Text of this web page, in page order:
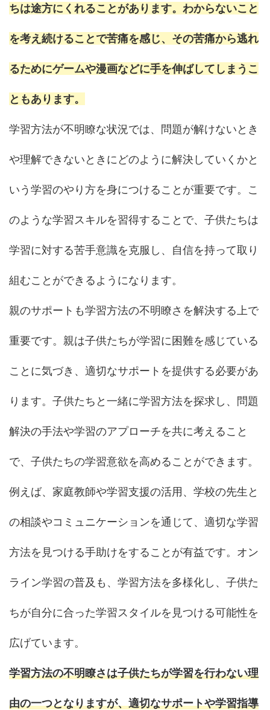
ちは途方にくれることがあります。わからないこと
を考え続けることで苦痛を感じ、その苦痛から逃れ
るためにゲームや漫画などに手を伸ばしてしまうこ
ともあります。
学習方法が不明瞭な状況では、問題が解けないとき
や理解できないときにどのように解決していくかと
いう学習のやり方を身につけることが重要です。こ
のような学習スキルを習得することで、子供たちは
学習に対する苦手意識を克服し、自信を持って取り
組むことができるようになります。
親のサポートも学習方法の不明瞭さを解決する上で
重要です。親は子供たちが学習に困難を感じている
ことに気づき、適切なサポートを提供する必要があ
ります。子供たちと一緒に学習方法を探求し、問題
解決の手法や学習のアプローチを共に考えること
で、子供たちの学習意欲を高めることができます。
例えば、家庭教師や学習支援の活用、学校の先生と
の相談やコミュニケーションを通じて、適切な学習
方法を見つける手助けをすることが有益です。オン
ライン学習の普及も、学習方法を多様化し、子供た
ちが自分に合った学習スタイルを見つける可能性を
広げています。
学習方法の不明瞭さは子供たちが学習を行わない理
由の一つとなりますが、適切なサポートや学習指導